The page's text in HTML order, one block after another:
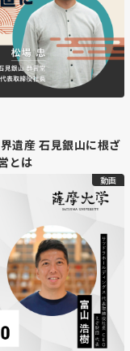
遺産 石見銀山に根ざ
とは
動画